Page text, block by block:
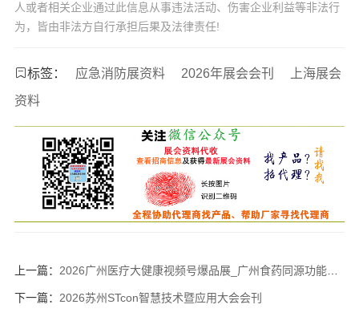
人或者相关企业通过此信息从事违法活动、伤害企业利益等非法行
为，皆由非法方自行承担后果及法律责任!
标签： 应急消防展资料 2026年展会会刊
上海展会
资料
上一篇： 2026广州医疗大健康视频号爆品展_广州食药同源功能性食品及原料展会会刊
下一篇： 2026苏州STcon智慧技术暨应用大会会刊